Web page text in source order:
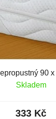
90
Skladem
333 Kč